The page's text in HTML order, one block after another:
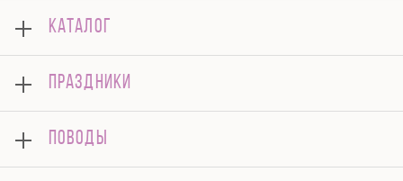
Оплата
Отзывы
Гарантии
Доставка
Корпоративным клиентам
Вопросы и ответы
КАТАЛОГ
Розы
Композиции
Комнатные
Подарки
Открытки
ПРАЗДНИКИ
14 февраля
День Матери
ПОВОДЫ